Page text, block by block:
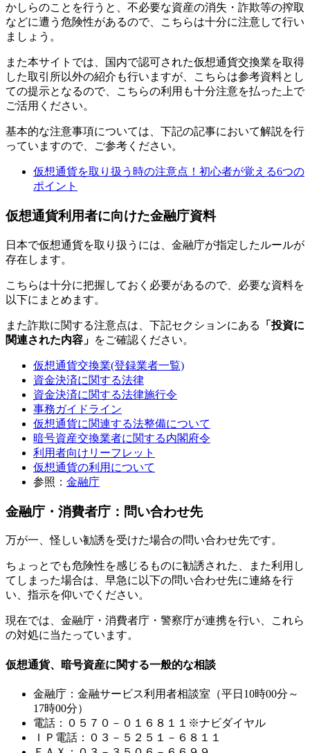
かしらのことを行うと、不必要な資産の消失・詐欺等の搾取
などに遭う危険性があるので、こちらは十分に注意して行い
ましょう。
また本サイトでは、国内で認可された仮想通貨交換業を取得
した取引所以外の紹介も行いますが、こちらは参考資料とし
ての提示となるので、こちらの利用も十分注意を払った上で
ご活用ください。
基本的な注意事項については、下記の記事において解説を行
っていますので、ご参考ください。
仮想通貨を取り扱う時の注意点！初心者が覚える6つの
ポイント
仮想通貨利用者に向けた金融庁資料
日本で仮想通貨を取り扱うには、金融庁が指定したルールが
存在します。
こちらは十分に把握しておく必要があるので、必要な資料を
以下にまとめます。
また詐欺に関する注意点は、下記セクションにある
「投資に
関連された内容」 をご確認ください。
仮想通貨交換業(登録業者一覧)
資金決済に関する法律
資金決済に関する法律施行令
事務ガイドライン
仮想通貨に関連する法整備について
暗号資産交換業者に関する内閣府令
利用者向けリーフレット
仮想通貨の利用について
参照： 金融庁
金融庁・消費者庁：問い合わせ先
万が一、怪しい勧誘を受けた場合の問い合わせ先です。
ちょっとでも危険性を感じるものに勧誘された、また利用し
てしまった場合は、早急に以下の問い合わせ先に連絡を行
い、指示を仰いでください。
現在では、金融庁・消費者庁・警察庁が連携を行い、これら
の対処に当たっています。
仮想通貨、暗号資産に関する一般的な相談
金融庁：金融サービス利用者相談室（平日10時00分～
17時00分）
電話：０５７０－０１６８１１※ナビダイヤル
ＩＰ電話：０３－５２５１－６８１１